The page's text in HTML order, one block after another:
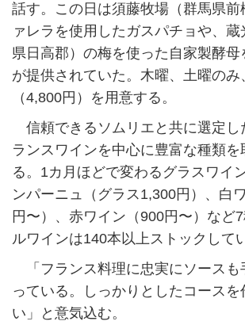
話す。この日は須藤牧場（群馬県前
ァレラを使用したガスパチョや、蔵
県日高郡）の梅を使った自家製酵母
が提供されていた。木曜、土曜のみ
（4,800円）を用意する。
信頼できるソムリエと共に選定し
ランスワインを中心に豊富な種類
る。1カ月ほどで変わるグラスワイ
ンパーニュ（グラス1,300円）、白
円〜）、赤ワイン（900円〜）など
ルワインは140本以上ストックして
「フランス料理に忠実にソースも
っている。しっかりとしたコースを
い」と意気込む。